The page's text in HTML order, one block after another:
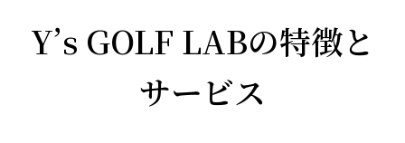
Y’s GOLF LABの特徴と
サービス